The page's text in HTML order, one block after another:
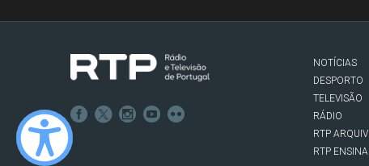
NOTÍCIAS
DESPORTO
TELEVISÃO
RÁDIO
RTP
RTP ENSINA